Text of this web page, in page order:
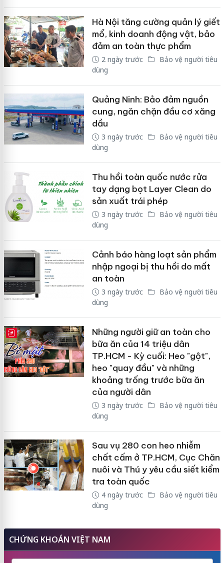
Hà Nội tăng cường quản lý giết
mổ, kinh doanh động vật, bảo
đảm an toàn thực phẩm
2 ngày trước
Bảo vệ người tiêu
dùng
Quảng Ninh: Bảo đảm nguồn
cung, ngăn chặn đầu cơ xăng
dầu
3 ngày trước
Bảo vệ người tiêu
dùng
Thu hồi toàn quốc nước rửa
tay dạng bọt Layer Clean do
sản xuất trái phép
3 ngày trước
Bảo vệ người tiêu
dùng
Cảnh báo hàng loạt sản phẩm
nhập ngoại bị thu hồi do mất
an toàn
3 ngày trước
Bảo vệ người tiêu
dùng
E-MAGAZINE
Những người giữ an toàn cho
bữa ăn của 14 triệu dân
TP.HCM - Kỳ cuối: Heo "gột",
heo "quay đầu" và những
khoảng trống trước bữa ăn
của người dân
3 ngày trước
Bảo vệ người tiêu
dùng
Sau vụ 280 con heo nhiễm
chất cấm ở TP.HCM, Cục Chăn
nuôi và Thú y yêu cầu siết kiểm
tra toàn quốc
4 ngày trước
Bảo vệ người tiêu
dùng
CHỨNG KHOÁN VIỆT NAM